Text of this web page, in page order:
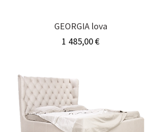
GEORGIA lova
Kaina
1 485,00 €